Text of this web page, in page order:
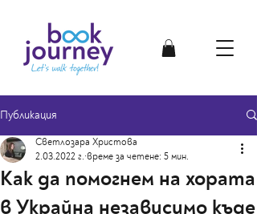
Публикация
Как да помогнем на хората
в Украйна независимо къде
Светлозара Христова
2.03.2022 г. време за четене: 5 мин.